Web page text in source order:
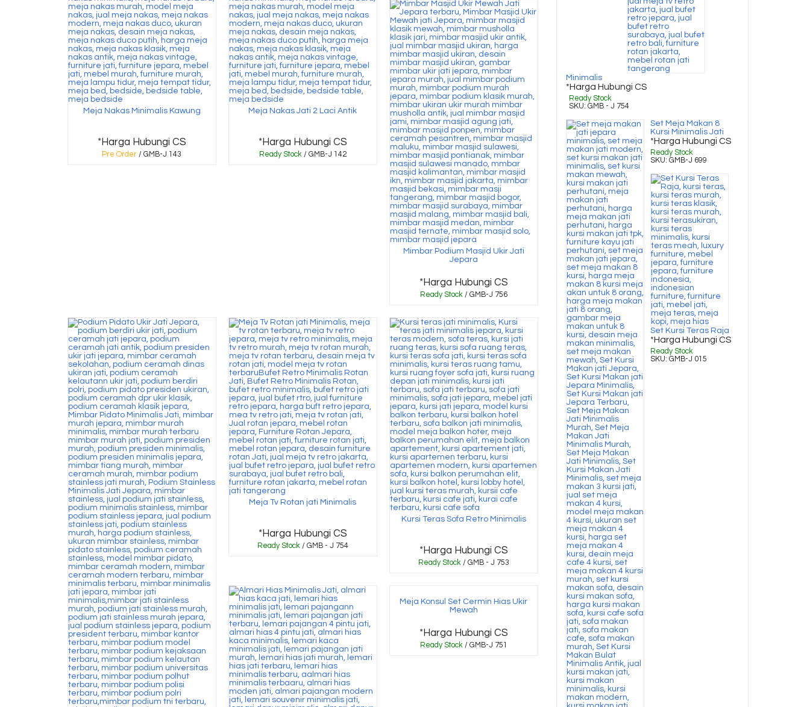
Meja Nakas Minimalis Kawung
*Harga Hubungi CS
Pre Order / GMB-J 143
Meja Nakas Jati 2 Laci Antik
*Harga Hubungi CS
Ready Stock/ GMB-J 142
Mimbar Podium Masjid Ukir Jati
Jepara
*Harga Hubungi CS
Ready Stock/ GMB-J 756
Meja Tv Rotan jati Minimalis
*Harga Hubungi CS
Ready Stock/ GMB - J 754
Kursi Teras Sofa Retro Minimalis
*Harga Hubungi CS
Ready Stock/ GMB - J 753
Meja Konsul Set Cermin Hias Ukir
Mewah
*Harga Hubungi CS
Ready Stock/ GMB-J 751
Minimalis
*Harga Hubungi CS
Ready Stock
SKU: GMB - J 754
Set Meja Makan 8
Kursi Minimalis Jati
*Harga Hubungi CS
Ready Stock
SKU: GMB-J 699
Set Kursi Teras Raja
*Harga Hubungi CS
Ready Stock
SKU: GMB-J 015